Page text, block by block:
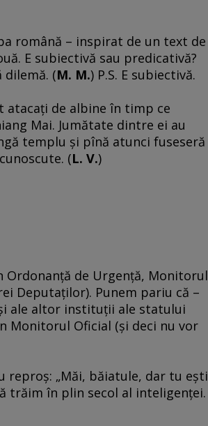
română – inspirat de un text de
E subiectivă sau predicativă?
dilemă. (M. M.) P.S. E subiectivă.
atacaţi de albine în timp ce
Mai. Jumătate dintre ei au
templu şi pînă atunci fuseseră
(L. V.)
de Urgenţă, Monitorul
Deputaţilor). Punem pariu că –
ale altor instituţii ale statului
Monitorul Oficial (şi deci nu vor
reproş: „Măi, băiatule, dar tu eşti
trăim în plin secol al inteligenţei.